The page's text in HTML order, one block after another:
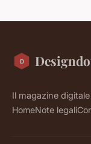
Il magazine
HomeNote legali